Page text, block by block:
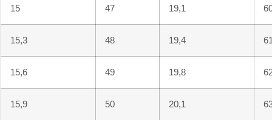
15 47 19,1
15,3 48 19,4
15,6 49 19,8
15,9 50 20,1